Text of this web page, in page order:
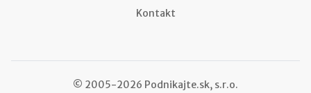
Kontakt
© 2005-2026 Podnikajte.sk, s.r.o.